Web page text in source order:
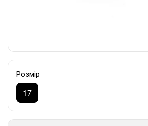
Розмір
17